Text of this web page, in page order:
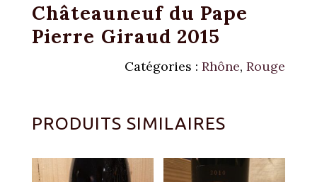
Châteauneuf du Pape
Pierre Giraud 2015
Catégories : Rhône, Rouge
PRODUITS SIMILAIRES